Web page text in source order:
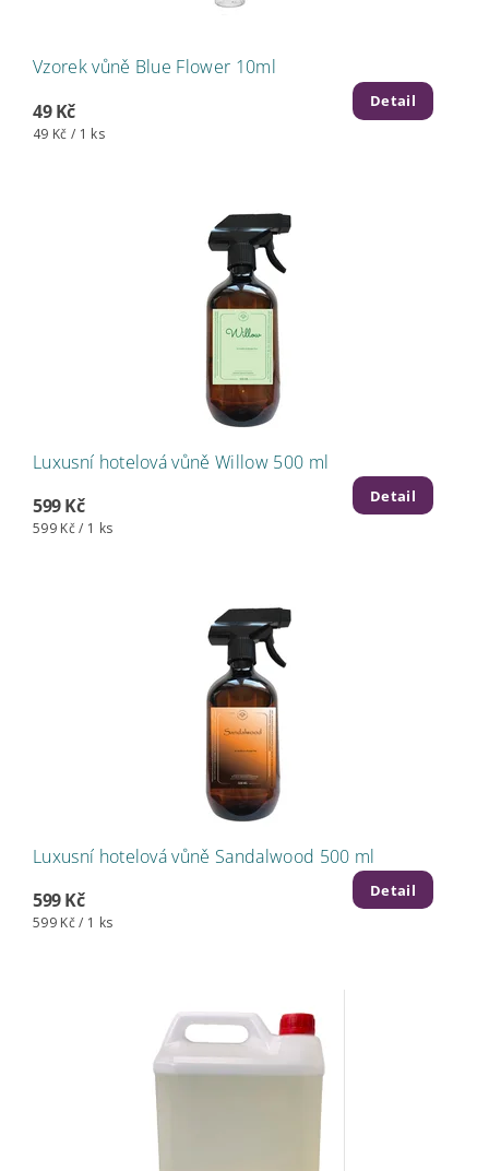
Vzorek vůně Blue Flower 10ml
49 Kč
49 Kč / 1 ks
Detail
Luxusní hotelová vůně Willow 500 ml
599 Kč
599 Kč / 1 ks
Detail
Luxusní hotelová vůně Sandalwood 500 ml
599 Kč
599 Kč / 1 ks
Detail